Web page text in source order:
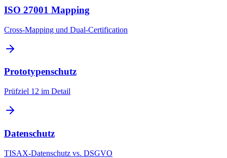
ISO 27001 Mapping
Cross-Mapping und Dual-Certification
Prototypenschutz
Prüfziel 12 im Detail
Datenschutz
TISAX-Datenschutz vs. DSGVO